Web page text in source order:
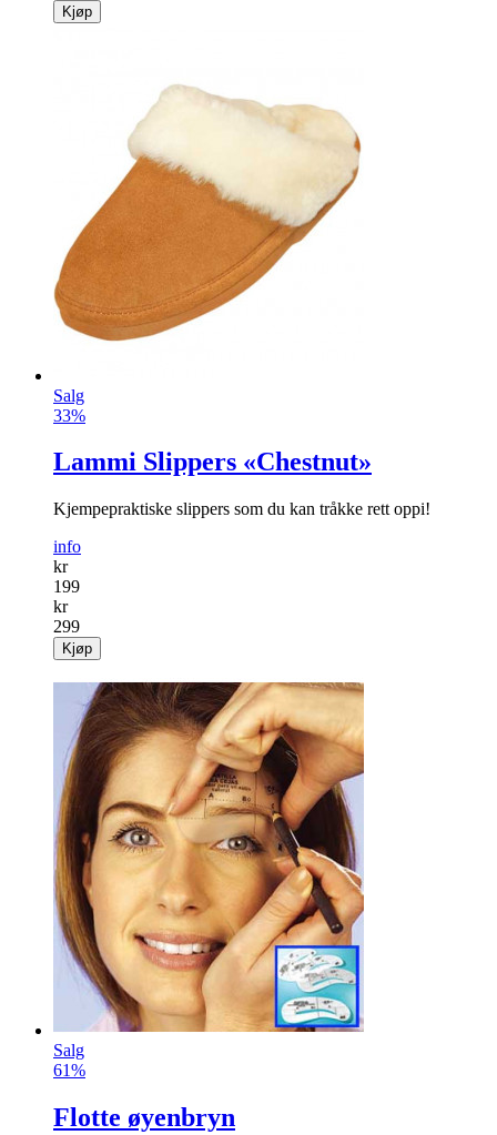
Kjøp
Salg
33%
Lammi Slippers «Chestnut»
Kjempepraktiske slippers som du kan tråkke rett oppi!
info
kr
199
kr
299
Kjøp
Salg
61%
Flotte øyenbryn